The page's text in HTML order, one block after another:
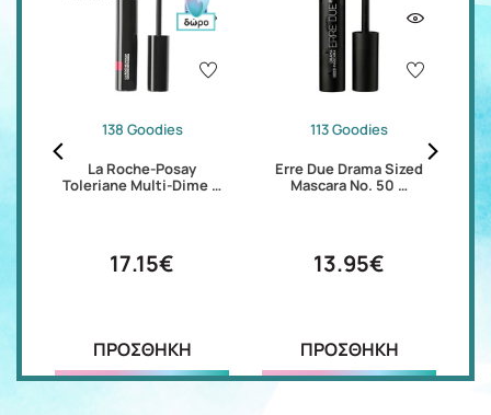
138 Goodies
La Roche-Posay
Toleriane Multi-Dime …
17.15€
ΠΡΟΣΘΗΚΗ
113 Goodies
Erre Due Drama Sized
Mascara No. 50 …
13.95€
ΠΡΟΣΘΗΚΗ